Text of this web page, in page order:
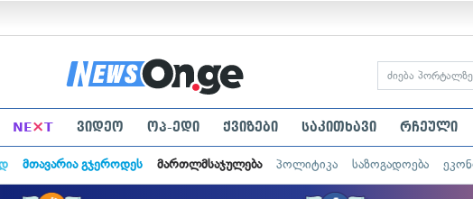
NE×T ვიდეო ოპ-ედი ქვიზები საკითხავი რჩეული
მთავარია გჯეროდეს მართლმსაჯულება პოლიტიკა საზოგადოება